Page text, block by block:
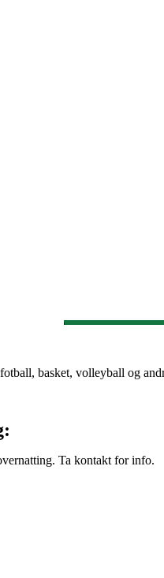
basket, volleyball og
Ta kontakt for info.